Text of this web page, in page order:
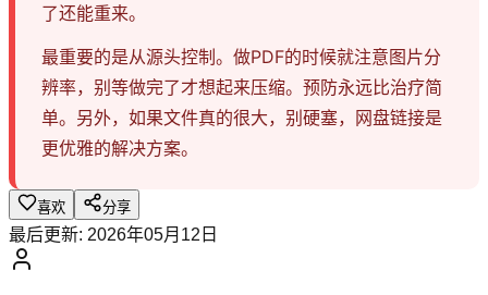
了还能重来。
最重要的是从源头控制。做PDF的时候就注意图片分
辨率，别等做完了才想起来压缩。预防永远比治疗简
单。另外，如果文件真的很大，别硬塞，网盘链接是
更优雅的解决方案。
喜欢 分享
最后更新: 2026年05月12日